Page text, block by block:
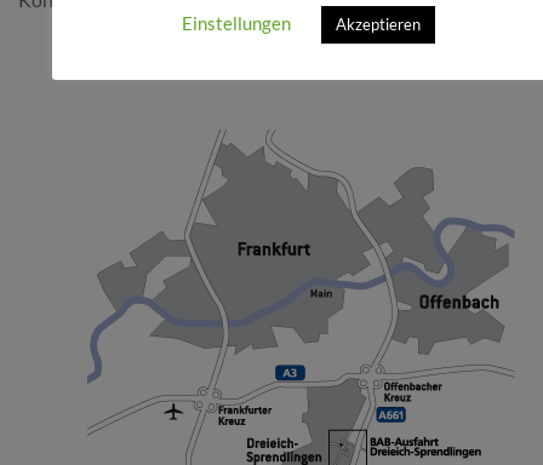
Einstellungen
Akzeptieren